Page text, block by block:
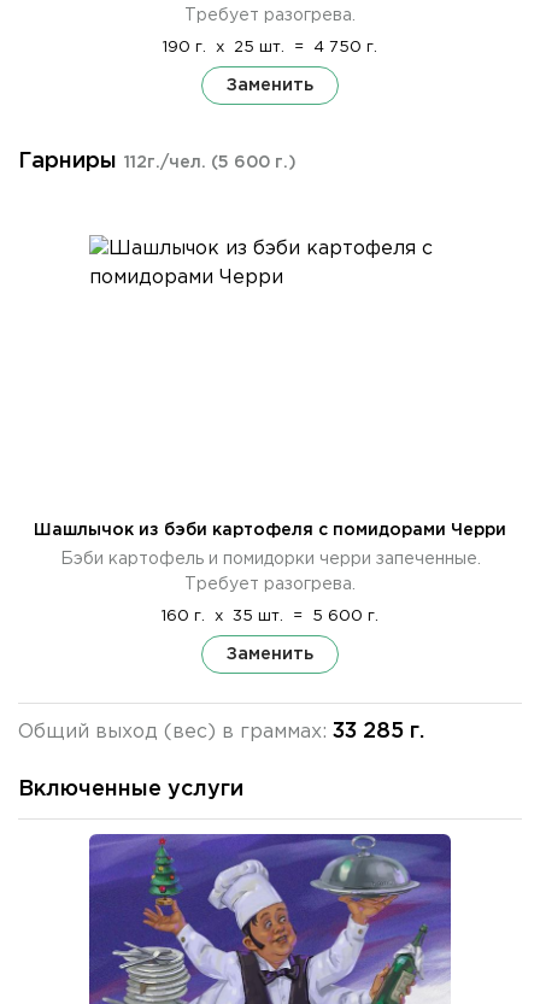
Требует разогрева.
190 г. x 25 шт. = 4 750 г.
Заменить
Гарниры 112г./чел. (5 600 г.)
Шашлычок из бэби картофеля с помидорами Черри
Бэби картофель и помидорки черри запеченные.
Требует разогрева.
160 г. x 35 шт. = 5 600 г.
Заменить
Общий выход (вес) в граммах: 33 285 г.
Включенные услуги